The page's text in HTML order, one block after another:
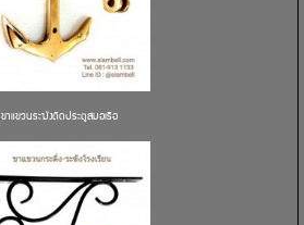
ขาแขวนระฆังติดประตูสมอเรือ